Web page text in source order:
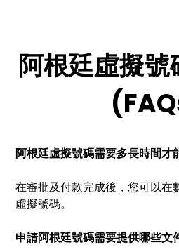
阿根廷虛擬
阿根廷虛擬號碼需要多長時間才
在審批及付款完成後，您可以在
虛擬號碼。
申請阿根廷號碼需要提供哪些文